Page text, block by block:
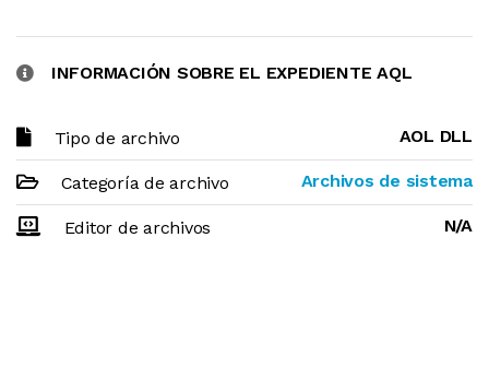
INFORMACIÓN SOBRE EL EXPEDIENTE AQL
Tipo de archivo AOL DLL
Categoría de archivo Archivos de sistema
Editor de archivos N/A